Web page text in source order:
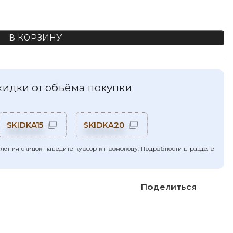
цвет "сливочный"
В КОРЗИНУ
от объёма покупки
SKIDKA15 SKIDKA20
скидок наведите курсор к промокоду. Подробности в разделе
Поделиться